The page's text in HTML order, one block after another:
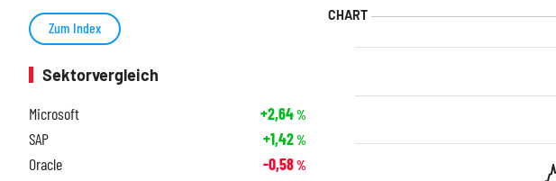
Zum Index
Sektorvergleich
Microsoft
+2,64%
SAP +1,42%
Oracle -0,58%